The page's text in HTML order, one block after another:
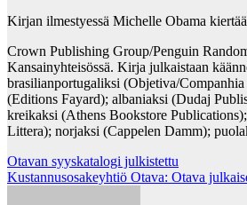
Kirjan ilmestyessä Michelle Obama
Crown Publishing Group/Penguin
Kansainyhteisössä. Kirja julkaistaan
brasilianportugaliksi (Objetiva/
(Editions Fayard); albaniaksi (Dudaj
kreikaksi (Athens Bookstore
Littera); norjaksi (Cappelen Damm);
Post
navigation
Otavan syyskatalogi julkistettu
Kustannusosakeyhtiö Otava: Otava